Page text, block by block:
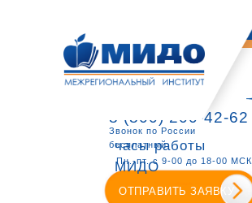
8 (800) 200-42-62
Звонок по России
бесплатный
ОТПРАВИТЬ ЗАЯВКУ
часы работы
МИДО
Пн.-пт. с 9-00 до 18-00 МСК